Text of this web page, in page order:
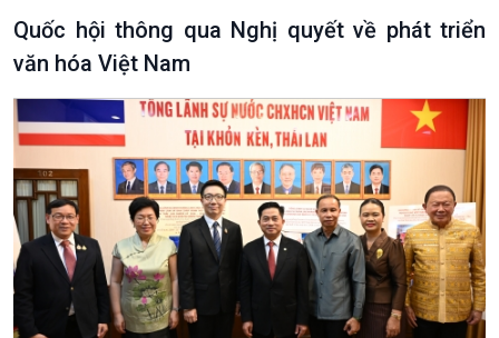
Câu chuyện Thể thao
Infographic
E-Magazine
Quốc hội thông qua Nghị quyết về phát triển
văn hóa Việt Nam